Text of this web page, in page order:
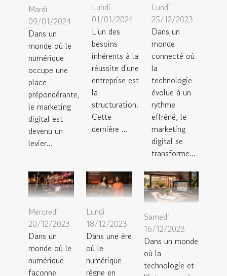
Mardi
09/01/2024
Dans un
monde où le
numérique
occupe une
place
prépondérante,
le marketing
digital est
devenu un
levier...
Lundi
01/01/2024
L'un des
besoins
inhérents à la
réussite d'une
entreprise est
la
structuration.
Cette
dernière ...
Lundi
25/12/2023
Dans un
monde
connecté où
la
technologie
évolue à un
rythme
effréné, le
marketing
digital se
transforme...
Mercredi
20/12/2023
Dans un
monde où le
numérique
façonne
Lundi
18/12/2023
Dans une ère
où le
numérique
règne en
Samedi
16/12/2023
Dans un monde
où la
technologie et